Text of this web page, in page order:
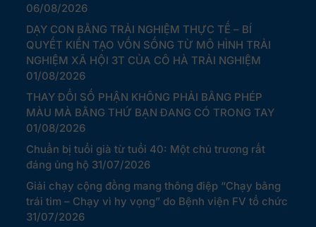
06/08/2026
DẠY CON BẰNG TRẢI NGHIỆM THỰC TẾ – BÍ
QUYẾT KIẾN TẠO VỐN SỐNG TỪ MÔ HÌNH TRẢI
NGHIỆM XÃ HỘI 3T CỦA CÔ HÀ TRẢI NGHIỆM
01/08/2026
THAY ĐỔI SỐ PHẬN KHÔNG PHẢI BẰNG PHÉP
MÀU MÀ BẰNG THỨ BẠN ĐANG CÓ TRONG TAY
01/08/2026
Chuẩn bị tuổi già từ tuổi 40: Một chủ trương rất
đáng ủng hộ 31/07/2026
Giải chạy cộng đồng mang thông điệp “Chạy bằng
trái tim – Chạy vì hy vọng” do Bệnh viện FV tổ chức
31/07/2026